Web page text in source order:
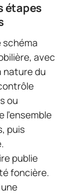
étapes
schéma
avec
nature du
ou
l’ensemble
puis
publie
foncière.